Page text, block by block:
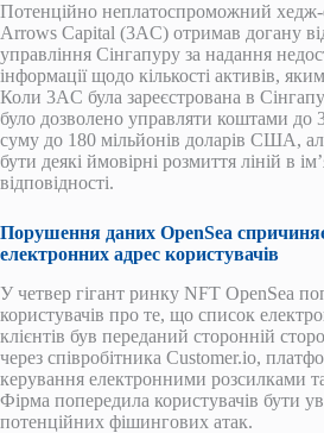
Потенційно неплатоспроможний
Arrows Capital (3AC) отримав догану
управління Сінгапуру за надання
інформації щодо кількості активів,
Коли 3AC була зареєстрована в
було дозволено управляти коштами до
суму до 180 мільйонів доларів США,
бути деякі ймовірні розмиття ліній в
відповідності.
Порушення даних OpenSea
електронних адрес користувачів
У четвер гігант ринку NFT OpenSea
користувачів про те, що список
клієнтів був переданий сторонній
через співробітника Customer.io,
керування електронними розсилками
Фірма попередила користувачів бути
потенційних фішингових атак.